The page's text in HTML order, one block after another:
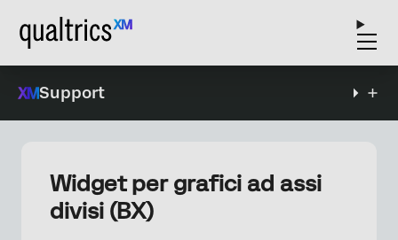
Support
Widget per grafici ad assi
divisi (BX)